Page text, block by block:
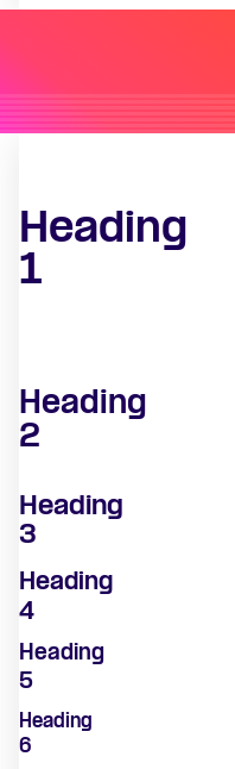
Heading
1
Heading
2
Heading
3
Heading
4
Heading
5
Heading
6